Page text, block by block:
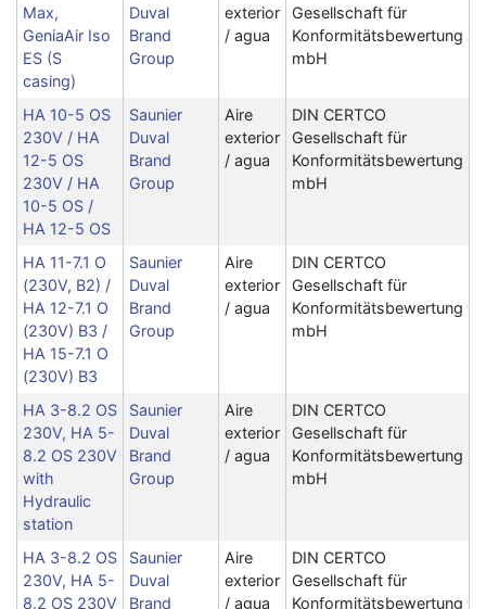
Max,
GeniaAir Iso
ES (S
casing)
Duval
Brand
Group
exterior
/ agua
Gesellschaft für
Konformitätsbewertung
mbH
HA 10-5 OS
230V / HA
12-5 OS
230V / HA
10-5 OS /
HA 12-5 OS
Saunier
Duval
Brand
Group
Aire
exterior
/ agua
DIN CERTCO
Gesellschaft für
Konformitätsbewertung
mbH
HA 11-7.1 O
(230V, B2) /
HA 12-7.1 O
(230V) B3 /
HA 15-7.1 O
(230V) B3
Saunier
Duval
Brand
Group
Aire
exterior
/ agua
DIN CERTCO
Gesellschaft für
Konformitätsbewertung
mbH
HA 3-8.2 OS
230V, HA 5-
8.2 OS 230V
with
Hydraulic
station
Saunier
Duval
Brand
Group
Aire
exterior
/ agua
DIN CERTCO
Gesellschaft für
Konformitätsbewertung
mbH
HA 3-8.2 OS
230V, HA 5-
8.2 OS 230V
Saunier
Duval
Brand
Aire
exterior
/ agua
DIN CERTCO
Gesellschaft für
Konformitätsbewertung